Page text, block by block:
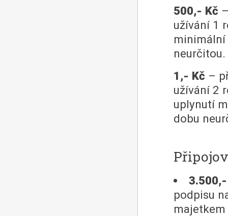
500,- Kč
užívání 1
minimální
neurčitou.
1,- Kč –
užívání 2
uplynutí
dobu
3.500,-
podpisu